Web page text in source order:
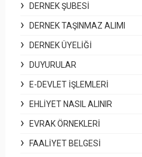
DERNEK ŞUBESI
DERNEK TAŞINMAZ ALIMI
DERNEK ÜYELIĞI
DUYURULAR
E-DEVLET İŞLEMLERI
EHLIYET NASIL ALINIR
EVRAK ÖRNEKLERI
FAALIYET BELGESI